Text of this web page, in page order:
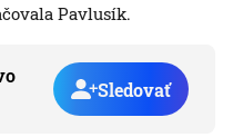
Pavlusík.
Sledovať